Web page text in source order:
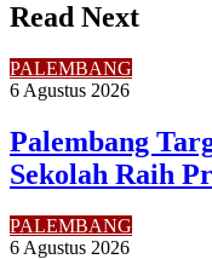
Read Next
PALEMBANG
6 Agustus 2026
Palembang
Sekolah Raih
PALEMBANG
6 Agustus 2026